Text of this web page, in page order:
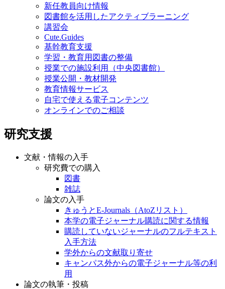
新任教員向け情報
図書館を活用したアクティブラーニング
講習会
Cute.Guides
基幹教育支援
学習・教育用図書の整備
授業での施設利用（中央図書館）
授業公開・教材開発
教育情報サービス
自宅で使える電子コンテンツ
オンラインでのご相談
研究支援
文献・情報の入手
研究費での購入
図書
雑誌
論文の入手
きゅうとE-Journals（AtoZリスト）
本学の電子ジャーナル購読に関する情報
購読していないジャーナルのフルテキスト
入手方法
学外からの文献取り寄せ
キャンパス外からの電子ジャーナル等の利
用
論文の執筆・投稿